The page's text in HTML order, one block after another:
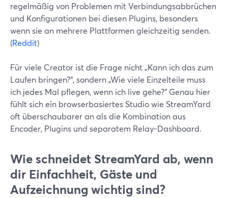
regelmäßig von Problemen mit Verbindungsabbrüchen
und Konfigurationen bei diesen Plugins, besonders
wenn sie an mehrere Plattformen gleichzeitig senden.
(Reddit)
Für viele Creator ist die Frage nicht „Kann ich das zum
Laufen bringen?“, sondern „Wie viele Einzelteile muss
ich jedes Mal pflegen, wenn ich live gehe?“ Genau hier
fühlt sich ein browserbasiertes Studio wie StreamYard
oft überschaubarer an als die Kombination aus
Encoder, Plugins und separatem Relay-Dashboard.
Wie schneidet StreamYard ab, wenn
dir Einfachheit, Gäste und
Aufzeichnung wichtig sind?